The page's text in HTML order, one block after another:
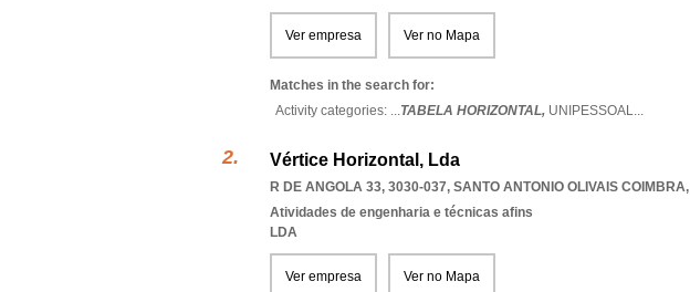
Ver empresa Ver no Mapa
Matches in the search for:
Activity categories: ...TABELA HORIZONTAL, UNIPESSOAL...
Vértice Horizontal, Lda
R DE ANGOLA 33, 3030-037, SANTO ANTONIO OLIVAIS COIMBRA,
Atividades de engenharia e técnicas afins
LDA
Ver empresa Ver no Mapa